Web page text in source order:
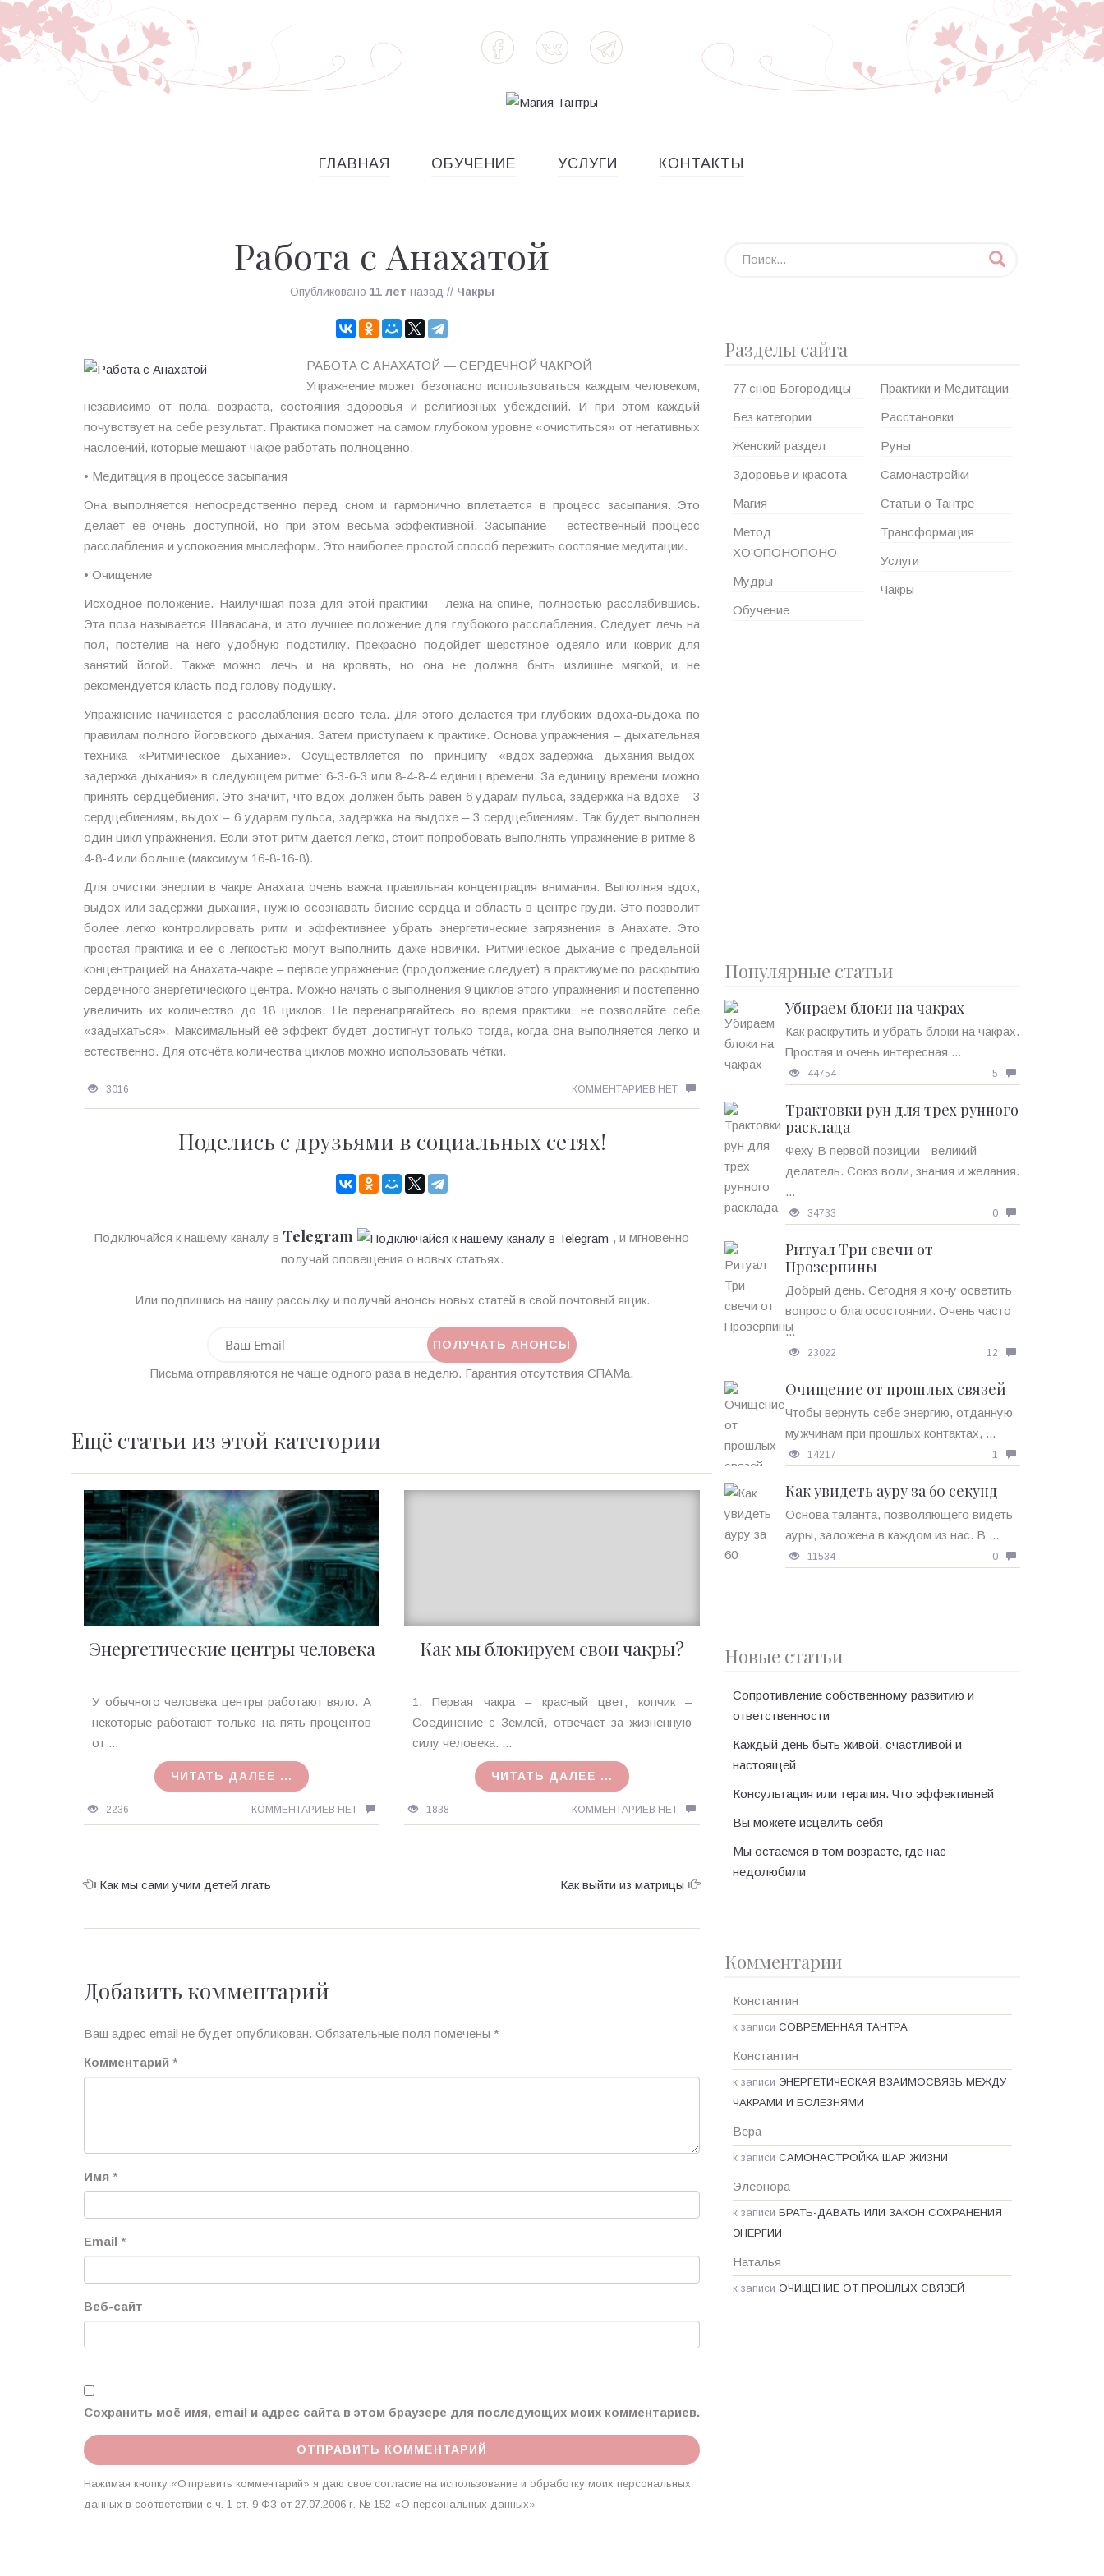
ГЛАВНАЯ ОБУЧЕНИЕ УСЛУГИ КОНТАКТЫ
Работа с Анахатой
Опубликовано 11 лет назад // Чакры
РАБОТА С АНАХАТОЙ — СЕРДЕЧНОЙ ЧАКРОЙ
Упражнение может безопасно использоваться каждым человеком,
независимо от пола, возраста, состояния здоровья и религиозных убеждений. И при этом каждый
почувствует на себе результат. Практика поможет на самом глубоком уровне «очиститься» от негативных
наслоений, которые мешают чакре работать полноценно.
• Медитация в процессе засыпания
Она выполняется непосредственно перед сном и гармонично вплетается в процесс засыпания. Это
делает ее очень доступной, но при этом весьма эффективной. Засыпание – естественный процесс
расслабления и успокоения мыслеформ. Это наиболее простой способ пережить состояние медитации.
• Очищение
Исходное положение. Наилучшая поза для этой практики – лежа на спине, полностью расслабившись.
Эта поза называется Шавасана, и это лучшее положение для глубокого расслабления. Следует лечь на
пол, постелив на него удобную подстилку. Прекрасно подойдет шерстяное одеяло или коврик для
занятий йогой. Также можно лечь и на кровать, но она не должна быть излишне мягкой, и не
рекомендуется класть под голову подушку.
Упражнение начинается с расслабления всего тела. Для этого делается три глубоких вдоха-выдоха по
правилам полного йоговского дыхания. Затем приступаем к практике. Основа упражнения – дыхательная
техника «Ритмическое дыхание». Осуществляется по принципу «вдох-задержка дыхания-выдох-
задержка дыхания» в следующем ритме: 6-3-6-3 или 8-4-8-4 единиц времени. За единицу времени можно
принять сердцебиения. Это значит, что вдох должен быть равен 6 ударам пульса, задержка на вдохе – 3
сердцебиениям, выдох – 6 ударам пульса, задержка на выдохе – 3 сердцебиениям. Так будет выполнен
один цикл упражнения. Если этот ритм дается легко, стоит попробовать выполнять упражнение в ритме 8-
4-8-4 или больше (максимум 16-8-16-8).
Для очистки энергии в чакре Анахата очень важна правильная концентрация внимания. Выполняя вдох,
выдох или задержки дыхания, нужно осознавать биение сердца и область в центре груди. Это позволит
более легко контролировать ритм и эффективнее убрать энергетические загрязнения в Анахате. Это
простая практика и её с легкостью могут выполнить даже новички. Ритмическое дыхание с предельной
концентрацией на Анахата-чакре – первое упражнение (продолжение следует) в практикуме по раскрытию
сердечного энергетического центра. Можно начать с выполнения 9 циклов этого упражнения и постепенно
увеличить их количество до 18 циклов. Не перенапрягайтесь во время практики, не позволяйте себе
«задыхаться». Максимальный её эффект будет достигнут только тогда, когда она выполняется легко и
естественно. Для отсчёта количества циклов можно использовать чётки.
3016 КОММЕНТАРИЕВ НЕТ
Поделись с друзьями в социальных сетях!
Подключайся к нашему каналу в Telegram
, и мгновенно
получай оповещения о новых статьях.
Или подпишись на нашу рассылку и получай анонсы новых статей в свой почтовый ящик.
Письма отправляются не чаще одного раза в неделю. Гарантия отсутствия СПАМа.
Ещё статьи из этой категории
Энергетические центры человека
Ирина
MagicTantra
27.08.2018
У обычного человека центры работают вяло. А
некоторые работают только на пять процентов
от ...
ЧИТАТЬ ДАЛЕЕ ...
2236 КОММЕНТАРИЕВ НЕТ
Как мы блокируем свои чакры?
Ирина
MagicTantra
23.07.2015
1. Первая чакра – красный цвет; копчик –
Соединение с Землей, отвечает за жизненную
силу человека. ...
ЧИТАТЬ ДАЛЕЕ ...
1838 КОММЕНТАРИЕВ НЕТ
Как мы сами учим детей лгать Как выйти из матрицы
Добавить комментарий
Ваш адрес email не будет опубликован. Обязательные поля помечены *
Комментарий *
Имя *
Email *
Веб-сайт
Сохранить моё имя, email и адрес сайта в этом браузере для последующих моих комментариев.
Нажимая кнопку «Отправить комментарий» я даю свое согласие на использование и обработку моих персональных
данных в соответствии с ч. 1 ст. 9 ФЗ от 27.07.2006 г. № 152 «О персональных данных»
Разделы сайта
77 снов Богородицы
Без категории
Женский раздел
Здоровье и красота
Магия
Метод
ХО’ОПОНОПОНО
Мудры
Обучение
Практики и Медитации
Расстановки
Руны
Самонастройки
Статьи о Тантре
Трансформация
Услуги
Чакры
Популярные статьи
Убираем блоки на чакрах
Как раскрутить и убрать блоки на чакрах.
Простая и очень интересная ...
44754 5
Трактовки рун для трех рунного
расклада
Феху В первой позиции - великий
делатель. Союз воли, знания и желания.
...
34733 0
Ритуал Три свечи от
Прозерпины
Добрый день. Сегодня я хочу осветить
вопрос о благосостоянии. Очень часто
...
23022 12
Очищение от прошлых связей
Чтобы вернуть себе энергию, отданную
мужчинам при прошлых контактах, ...
14217 1
Как увидеть ауру за 60 секунд
Основа таланта, позволяющего видеть
ауры, заложена в каждом из нас. В ...
11534 0
Новые статьи
Сопротивление собственному развитию и
ответственности
Каждый день быть живой, счастливой и
настоящей
Консультация или терапия. Что эффективней
Вы можете исцелить себя
Мы остаемся в том возрасте, где нас
недолюбили
Комментарии
Константин
к записи СОВРЕМЕННАЯ ТАНТРА
Константин
к записи ЭНЕРГЕТИЧЕСКАЯ ВЗАИМОСВЯЗЬ МЕЖДУ
ЧАКРАМИ И БОЛЕЗНЯМИ
Вера
к записи САМОНАСТРОЙКА ШАР ЖИЗНИ
Элеонора
к записи БРАТЬ-ДАВАТЬ ИЛИ ЗАКОН СОХРАНЕНИЯ
ЭНЕРГИИ
Наталья
к записи ОЧИЩЕНИЕ ОТ ПРОШЛЫХ СВЯЗЕЙ